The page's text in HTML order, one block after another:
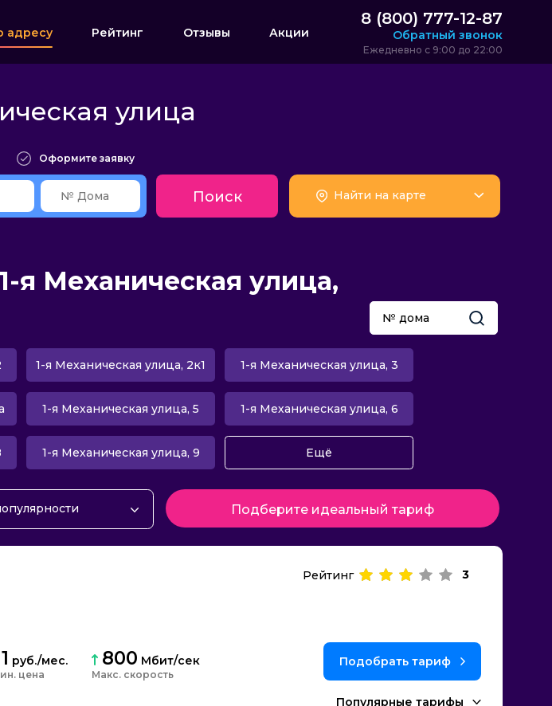
адресу Рейтинг Отзывы Акции
8 (800) 777-12-87
Обратный звонок
Ежедневно с 9:00 до 22:00
улица
Оформите заявку
Поиск Найти на карте
1-я Механическая улица,
1-я Механическая улица, 2к1 1-я Механическая улица, 3
1-я Механическая улица, 5 1-я Механическая улица, 6
1-я Механическая улица, 9 Ещё
тарифов
отзывов
Подберите идеальный тариф
Рейтинг 3
1 руб./мес.
цена
800 Мбит/сек
Макс. скорость
Подобрать тариф
Популярные тарифы